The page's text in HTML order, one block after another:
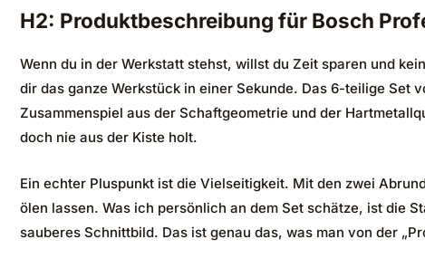
H2: Produktbeschreibung für Bosch
Wenn du in der Werkstatt stehst, willst du Zeit sparen und
dir das ganze Werkstück in einer Sekunde. Das 6-teilige Set
Zusammenspiel aus der Schaftgeometrie und der
doch nie aus der Kiste holt.
Ein echter Pluspunkt ist die Vielseitigkeit. Mit den zwei
ölen lassen. Was ich persönlich an dem Set schätze, ist die
sauberes Schnittbild. Das ist genau das, was man von der